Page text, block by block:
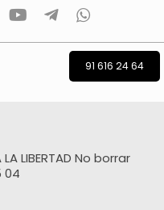
YoutubeTelegramwhatsapp
91 616 24 64
LA LIBERTAD No borrar
04